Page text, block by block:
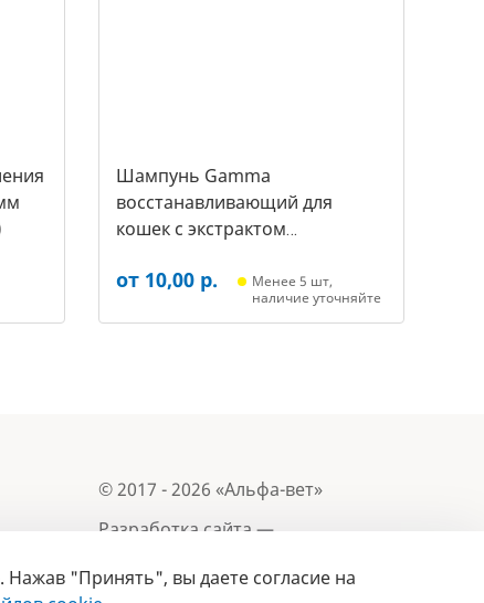
Шампунь Gamma
восстанавливающий для
кошек с экстрактом
3431)
от 10,00 р.
Менее 5 шт,
наличие уточняйте
© 2017 - 2026 «Альфа-вет»
Разработка сайта —
Лицензия № 02150/1874, УНП 190845301
"Принять", вы даете согласие на